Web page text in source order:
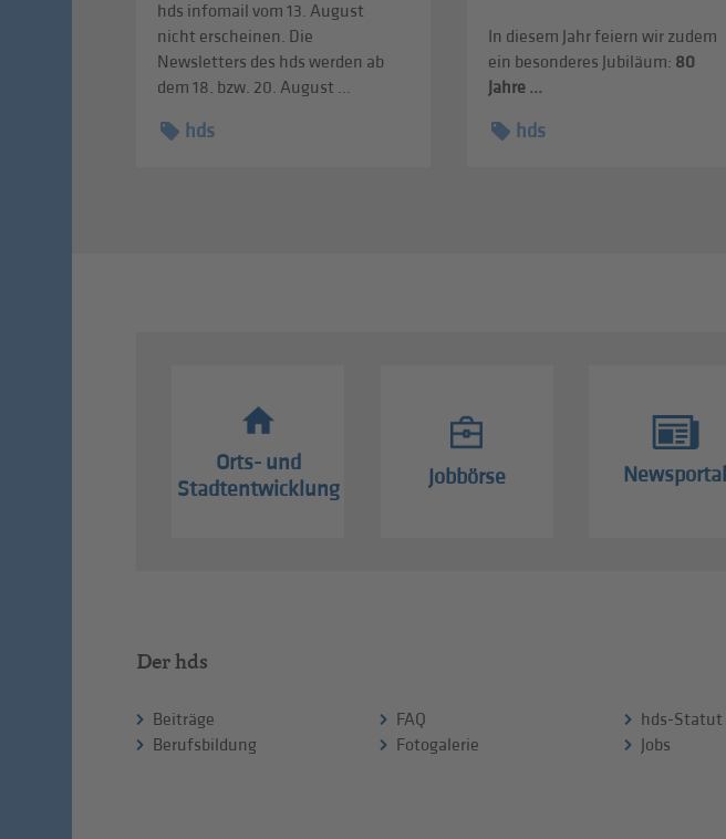
hds infomail vom 13. August
nicht erscheinen. Die
Newsletters des hds werden ab
dem 18. bzw. 20. August ...
hds
In diesem Jahr feiern wir zudem
ein besonderes Jubiläum: 80
Jahre ...
hds
Orts- und
Stadtentwicklung
Jobbörse Newsportal
Der hds
Beiträge
Berufsbildung
FAQ
Fotogalerie
hds-Statut
Jobs